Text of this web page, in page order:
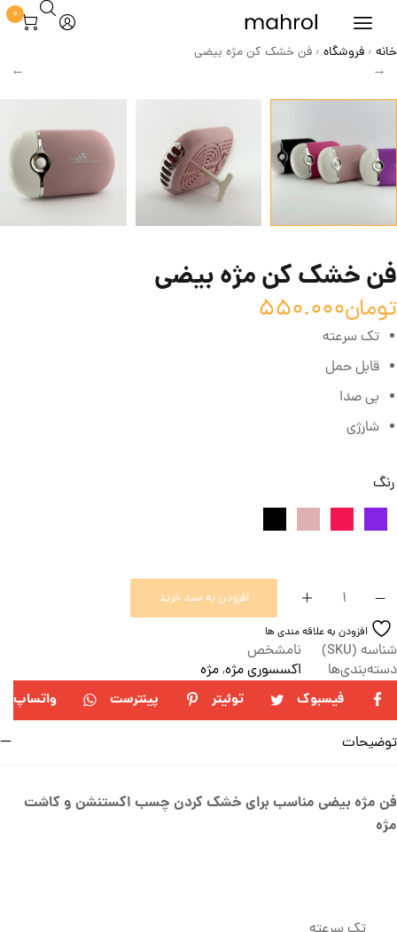
0
خانه / فروشگاه / فن خشک کن مژه بیضی
فن خشک کن مژه بیضی
تومان550.000
تک سرعته
قابل حمل
بی صدا
شارژی
رنگ
افزودن به سبد خرید
افزودن به علاقه مندی ها
شناسه (SKU)
نامشخص
دسته‌بندی‌ها
اکسسوری مژه,مژه
فیسبوک
توئیتر پینترست واتساپ
توضیحات
فن مژه بیضی مناسب برای خشک کردن چسب اکستنشن و کاشت
مژه